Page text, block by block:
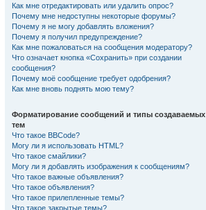
Как мне отредактировать или удалить опрос?
Почему мне недоступны некоторые форумы?
Почему я не могу добавлять вложения?
Почему я получил предупреждение?
Как мне пожаловаться на сообщения модератору?
Что означает кнопка «Сохранить» при создании
сообщения?
Почему моё сообщение требует одобрения?
Как мне вновь поднять мою тему?
Форматирование сообщений и типы создаваемых
тем
Что такое BBCode?
Могу ли я использовать HTML?
Что такое смайлики?
Могу ли я добавлять изображения к сообщениям?
Что такое важные объявления?
Что такое объявления?
Что такое прилепленные темы?
Что такое закрытые темы?